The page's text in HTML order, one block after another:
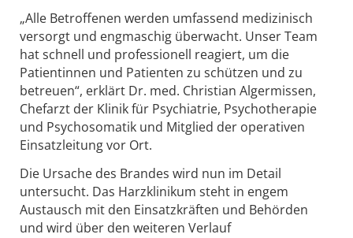
„Alle Betroffenen werden umfassend medizinisch
versorgt und engmaschig überwacht. Unser Team
hat schnell und professionell reagiert, um die
Patientinnen und Patienten zu schützen und zu
betreuen“, erklärt Dr. med. Christian Algermissen,
Chefarzt der Klinik für Psychiatrie, Psychotherapie
und Psychosomatik und Mitglied der operativen
Einsatzleitung vor Ort.
Die Ursache des Brandes wird nun im Detail
untersucht. Das Harzklinikum steht in engem
Austausch mit den Einsatzkräften und Behörden
und wird über den weiteren Verlauf